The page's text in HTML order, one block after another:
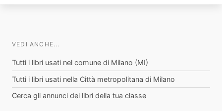
VEDI ANCHE...
Tutti i libri usati nel comune di Milano (MI)
Tutti i libri usati nella Città metropolitana di Milano
Cerca gli annunci dei libri della tua classe